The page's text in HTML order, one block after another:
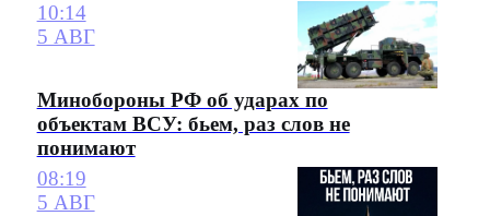
10:14
5 АВГ
Минобороны РФ об ударах по
объектам ВСУ: бьем, раз слов не
понимают
08:19
5 АВГ